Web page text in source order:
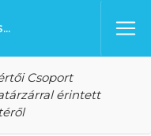
Csoport
érintett